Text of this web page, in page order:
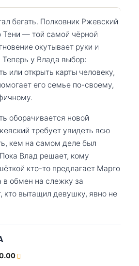
бегать. Полковник Ржевский
Тени — той самой чёрной
окутывает руки и
Теперь у Влада выбор:
или открыть карты человеку,
его семье по-своему,
оборачивается новой
требует увидеть всю
кем на самом деле был
Влад решает, кому
кто-то предлагает Марго
в обмен на слежку за
кто вытащил девушку, явно не